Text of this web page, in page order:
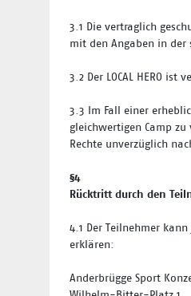
3.1 Die vertraglich
mit den Angaben in der
3.2 Der LOCAL HERO
3.3
Im Fall einer
gleichwertigen Camp zu
Rechte unverzüglich
§4
Rücktritt durch den
4.1 Der Teilnehmer
erklären:
Anderbrügge Sport